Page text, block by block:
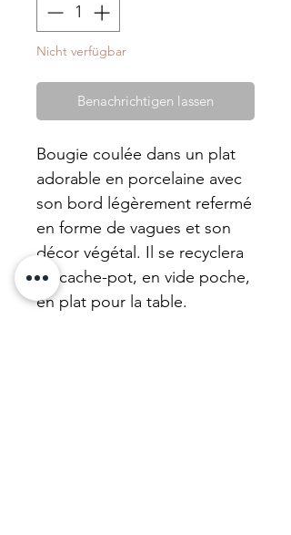
Nicht verfügbar
Benachrichtigen lassen
Bougie coulée dans un plat
adorable en porcelaine avec
son bord légèrement refermé
en forme de vagues et son
décor végétal. Il se recyclera
en cache-pot, en vide poche,
en plat pour la table.